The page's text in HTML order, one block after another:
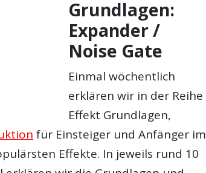
Grundlagen:
Expander /
Noise Gate
Einmal wöchentlich
erklären wir in der Reihe
Effekt Grundlagen,
für Einsteiger und Anfänger im
Effekte. In jeweils rund 10